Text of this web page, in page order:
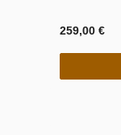
259,00 €